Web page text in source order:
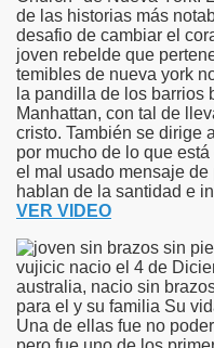
de las historias más
desafio de cambiar el
joven rebelde que
temibles de nueva york
la pandilla de los barrios
Manhattan, con tal de
cristo. También se dirige
por mucho de lo que
el mal usado mensaje
hablan de la santidad e
VER VIDEO
vujicic nacio el 4 de
australia, nacio sin
para el y su familia Su
Una de ellas fue no